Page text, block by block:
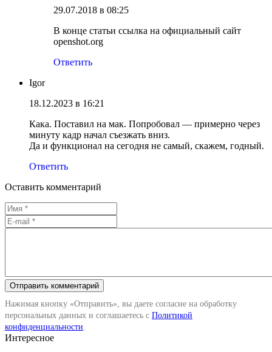
29.07.2018 в 08:25
В конце статьи ссылка на официальный сайт
openshot.org
Ответить
Igor
18.12.2023 в 16:21
Кака. Поставил на мак. Попробовал — примерно через
минуту кадр начал съезжать вниз.
Да и функционал на сегодня не самый, скажем, годный.
Ответить
Оставить комментарий
Нажимая кнопку «Отправить», вы даете согласие на обработку
персональных данных и соглашаетесь с Политикой
конфиденциальности
Интересное